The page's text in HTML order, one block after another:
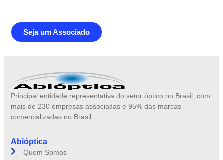
Seja um Associado
Principal entidade representativa do setor óptico no Brasil, com
mais de 230 empresas associadas e 95% das marcas
comercializadas no Brasil
Abióptica
Quem Somos